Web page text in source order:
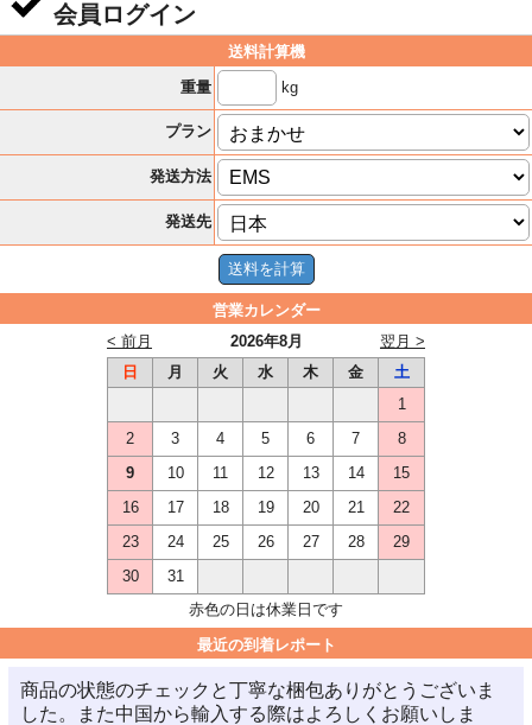
会員ログイン
送料計算機
重量
kg
プラン
発送方法
発送先
営業カレンダー
2026年8月
< 前月
翌月 >
日
月 火 水 木 金
土
1
2
3 4 5 6 7
8
9
10 11 12 13 14
15
16
17 18 19 20 21
22
23
24 25 26 27 28
29
30
31
赤色の日は休業日です
最近の到着レポート
商品の状態のチェックと丁寧な梱包ありがとうございま
した。また中国から輸入する際はよろしくお願いしま